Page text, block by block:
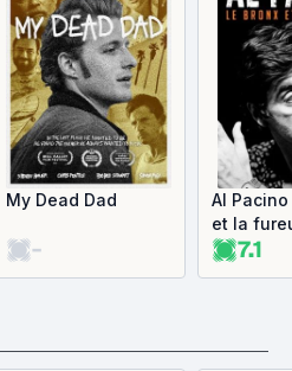
My Dead Dad
-
Al
et la
7.1